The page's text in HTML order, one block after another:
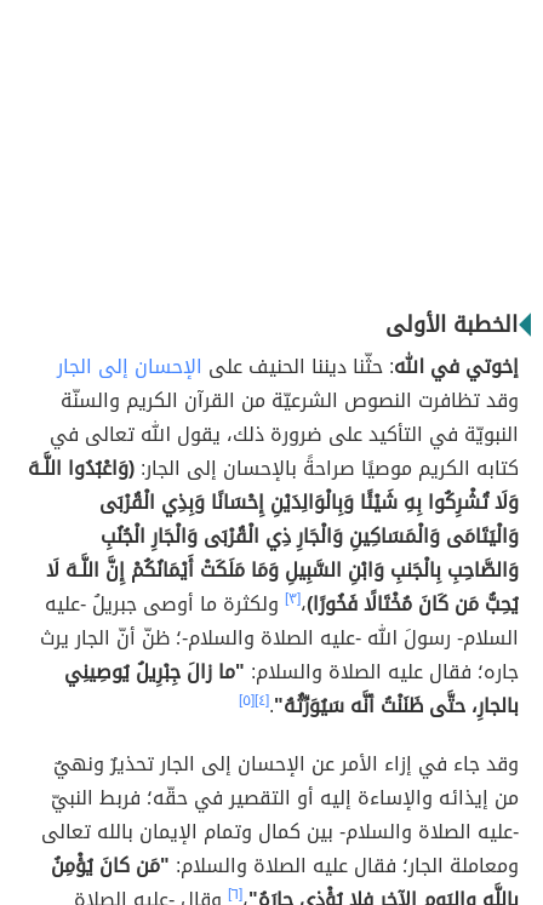
الخطبة الأولى
إخوتي في الله: حثّنا ديننا الحنيف على الإحسان إلى الجار
وقد تظافرت النصوص الشرعيّة من القرآن الكريم والسنّة
النبويّة في التأكيد على ضرورة ذلك، يقول الله تعالى في
كتابه الكريم موصيًا صراحةً بالإحسان إلى الجار:(وَاعْبُدُوا اللَّـهَ
وَلَا تُشْرِكُوا بِهِ شَيْئًا وَبِالْوَالِدَيْنِ إِحْسَانًا وَبِذِي الْقُرْبَى
وَالْيَتَامَى وَالْمَسَاكِينِ وَالْجَارِ ذِي الْقُرْبَى وَالْجَارِ الْجُنُبِ
وَالصَّاحِبِ بِالْجَنبِ وَابْنِ السَّبِيلِ وَمَا مَلَكَتْ أَيْمَانُكُمْ إِنَّ اللَّـهَ لَا
يُحِبُّ مَن كَانَ مُخْتَالًا فَخُورًا)،[٣]
ولكثرة ما أوصى جبريلُ -عليه
السلام- رسولَ الله -عليه الصلاة والسلام-؛ ظنّ أنّ الجار يرث
جاره؛ فقال عليه الصلاة والسلام: "ما زالَ جِبْرِيلُ يُوصِينِي
بالجارِ، حتَّى ظَنَنْتُ أنَّه سَيُوَرِّثُهُ".[٤] [٥]
وقد جاء في إزاء الأمر عن الإحسان إلى الجار تحذيرٌ ونهيٌ
من إيذائه والإساءة إليه أو التقصير في حقّه؛ فربط النبيّ
-عليه الصلاة والسلام- بين كمال وتمام الإيمان بالله تعالى
ومعاملة الجار؛ فقال عليه الصلاة والسلام: "مَن كانَ يُؤْمِنُ
[٦]